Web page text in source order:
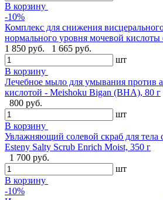
В корзину
-10%
Комплекс для снижения
нормального уровня мочевой кислоты
1 850 руб.
1 665 руб.
шт
В корзину
Лечебное мыло для умывания против
кислотой - Meishoku Bigan (BHA), 80 г
800 руб.
шт
В корзину
Увлажняющий солевой скраб для тела
Esteny Salty Scrub Enrich Moist, 350 г
1 700 руб.
шт
В корзину
-10%